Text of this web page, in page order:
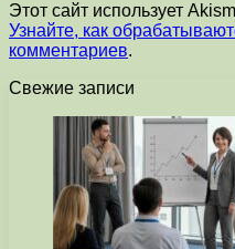
Этот сайт использует
Узнайте, как
комментариев.
Свежие записи